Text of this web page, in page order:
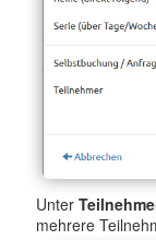
Unter
mehrere